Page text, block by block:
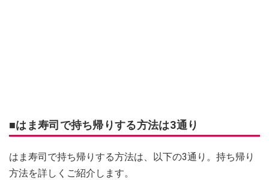
■はま寿司で持ち帰りする方法は3通り
はま寿司で持ち帰りする方法は、以下の3通り。持ち帰り
方法を詳しくご紹介します。